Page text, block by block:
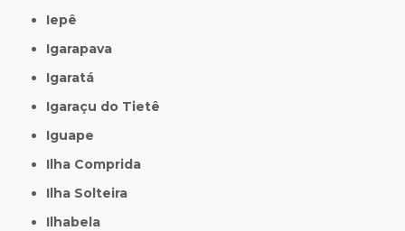
Iepê
Igarapava
Igaratá
Igaraçu do Tietê
Iguape
Ilha Comprida
Ilha Solteira
Ilhabela